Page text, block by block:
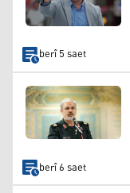
berî 5 saet
berî 6 saet